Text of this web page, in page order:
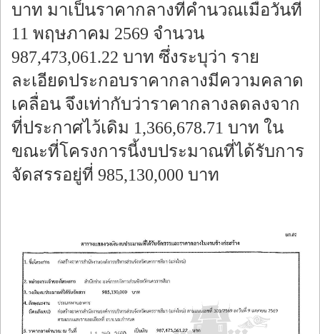
บาท มาเป็นราคากลางที่คำนวณเมื่อวันที่
11 พฤษภาคม 2569 จำนวน
987,473,061.22 บาท ซึ่งระบุว่า ราย
ละเอียดประกอบราคากลางมีความคลาด
เคลื่อน จึงเท่ากับว่าราคากลางลดลงจาก
ที่ประกาศไว้เดิม 1,366,678.71 บาท ใน
ขณะที่โครงการนี้งบประมาณที่ได้รับการ
จัดสรรอยู่ที่ 985,130,000 บาท